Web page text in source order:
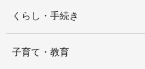
くらし・手続き
子育て・教育